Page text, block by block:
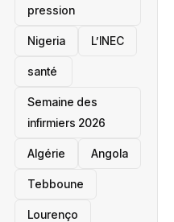
pression
‎Nigeria L’INEC
santé ‎
Semaine des
infirmiers 2026
‎Algérie Angola
Tebboune
Lourenço